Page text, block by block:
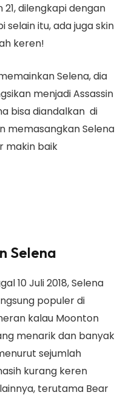
dilengkapi dengan
selain itu, ada juga skin
keren!
Selena, dia
menjadi Assassin
bisa diandalkan di
memasangkan Selena
makin baik
Selena
10 Juli 2018, Selena
populer di
kalau Moonton
menarik dan banyak
sejumlah
kurang keren
terutama Bear